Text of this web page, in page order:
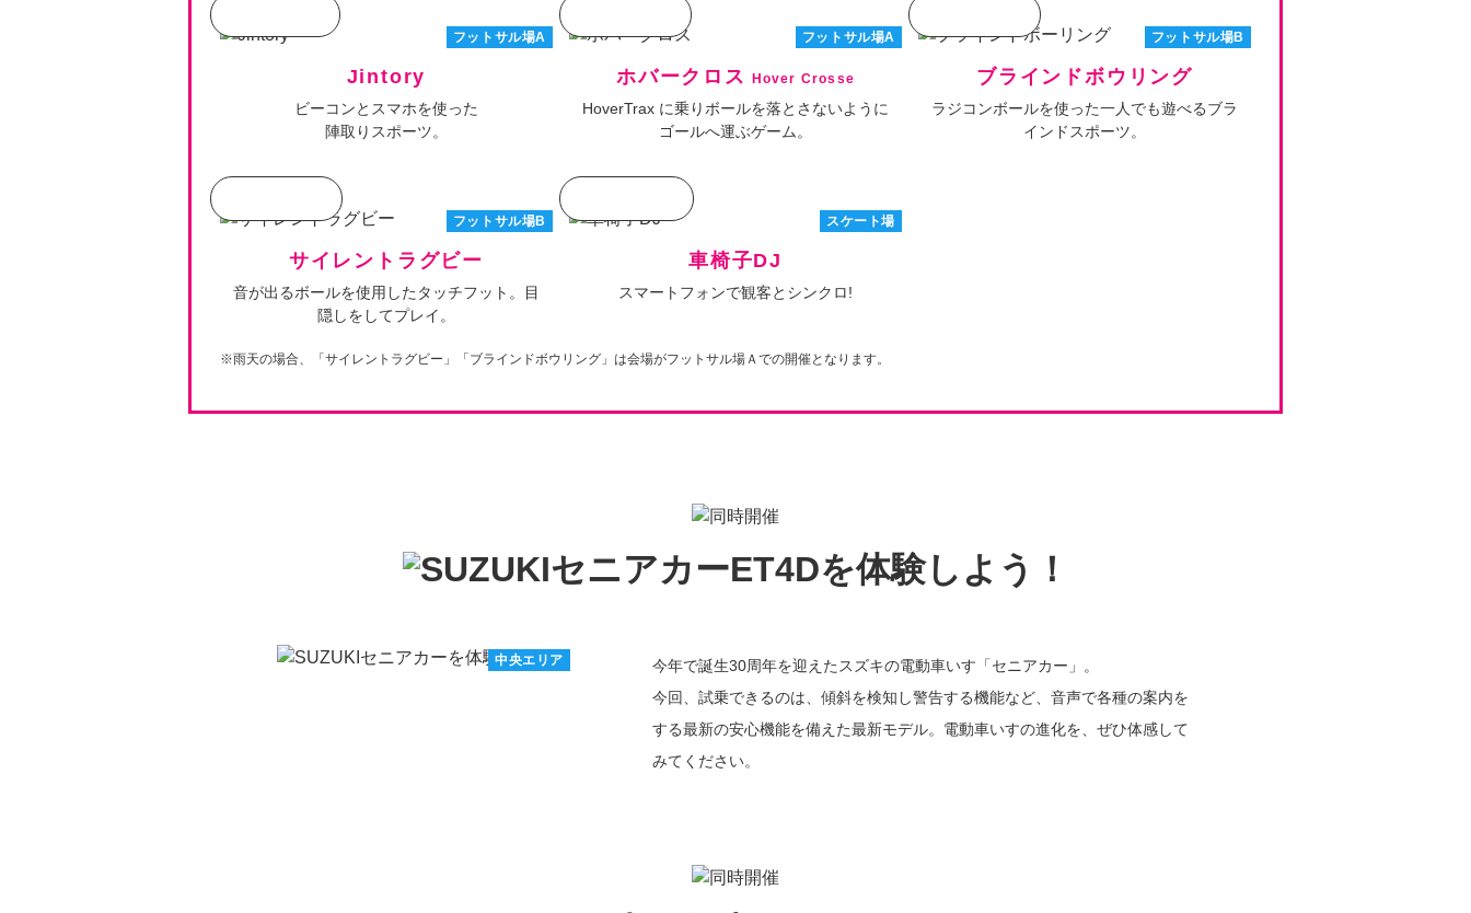
フットサル場A
Jintory
ビーコンとスマホを使った
陣取りスポーツ。
フットサル場A
ホバークロス Hover Crosse
HoverTrax に乗りボールを落とさないように
ゴールへ運ぶゲーム。
フットサル場B
ブラインドボウリング
ラジコンボールを使った一人でも遊べるブラ
インドスポーツ。
フットサル場B
サイレントラグビー
音が出るボールを使用したタッチフット。目
隠しをしてプレイ。
スケート場
車椅子DJ
スマートフォンで観客とシンクロ!
※雨天の場合、「サイレントラグビー」「ブラインドボウリング」は会場がフットサル場Ａでの開催となります。
中央エリア
今年で誕生30周年を迎えたスズキの電動車いす「セニアカー」。
今回、試乗できるのは、傾斜を検知し警告する機能など、音声で各種の案内を
する最新の安心機能を備えた最新モデル。電動車いすの進化を、ぜひ体感して
みてください。